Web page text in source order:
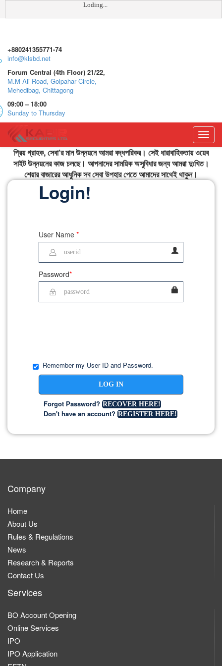
Loding...
+880241355771-74
info@klsbd.net
Forum Central (4th Floor) 21/22,
M.M Ali Road, Golpahar Circle,
Mehedibag, Chittagong
09:00 – 18:00
Sunday to Thursday
প্রিয় গ্রাহক, সেবা’র মান উন্নয়নে আমরা বদ্ধপরিকর। সেই ধারাবাহিকতায় ওয়েব
সাইট উন্নয়নের কাজ চলছে। আপনাদের সাময়িক অসুবিধার জন্য আমরা দুঃখিত।
শেয়ার বাজারের আধুনিক সব সেবা ‍উপহার পেতে আমাদের সাথেই থাকুন।
Login!
User Name *
Password*
Remember my User ID and Password.
LOG IN
Forgot Password? RECOVER HERE!
Don't have an account? REGISTER HERE!
Company
Home
About Us
Rules & Regulations
News
Research & Reports
Contact Us
Services
BO Account Opening
Online Services
IPO
IPO Application